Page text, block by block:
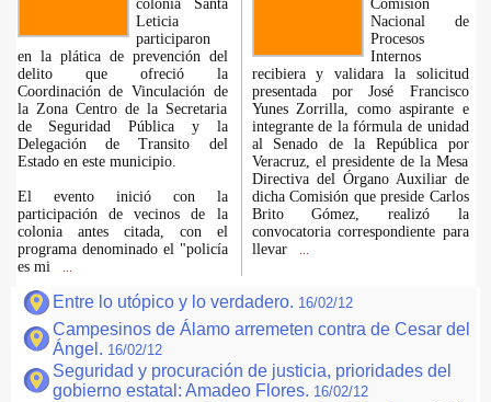
colonia Santa
Leticia
participaron
en la plática de prevención del
delito que ofreció la
Coordinación de Vinculación de
la Zona Centro de la Secretaria
de Seguridad Pública y la
Delegación de Transito del
Estado en este municipio.
El evento inició con la
participación de vecinos de la
colonia antes citada, con el
programa denominado el "policía
es mi
Comisión
Nacional de
Procesos
Internos
recibiera y validara la solicitud
presentada por José Francisco
Yunes Zorrilla, como aspirante e
integrante de la fórmula de unidad
al Senado de la República por
Veracruz, el presidente de la Mesa
Directiva del Órgano Auxiliar de
dicha Comisión que preside Carlos
Brito Gómez, realizó la
convocatoria correspondiente para
llevar
Entre lo utópico y lo verdadero. 16/02/12
Campesinos de Álamo arremeten contra de Cesar del
Ángel. 16/02/12
Seguridad y procuración de justicia, prioridades del
gobierno estatal: Amadeo Flores. 16/02/12